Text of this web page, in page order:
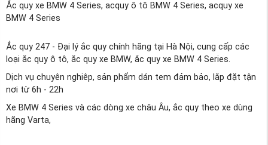
Ắc quy xe BMW 4 Series, acquy ô tô BMW 4 Series, acquy xe
BMW 4 Series
Ắc quy 247 - Đại lý ắc quy chính hãng tại Hà Nội, cung cấp các
loại ắc quy ô tô, ắc quy xe BMW, ắc quy xe BMW 4 Series.
Dịch vụ chuyên nghiêp, sản phẩm dán tem đảm bảo, lắp đặt tận
nơi từ 6h - 22h
Xe BMW 4 Series và các dòng xe châu Âu, ắc quy theo xe dùng
hãng Varta,